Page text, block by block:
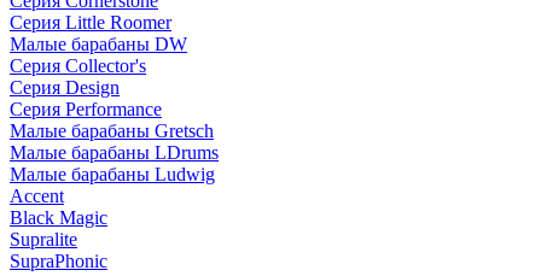
Серия Little Roomer
Малые барабаны DW
Серия Collector's
Серия Design
Серия Performance
Малые барабаны Gretsch
Малые барабаны LDrums
Малые барабаны Ludwig
Accent
Black Magic
Supralite
SupraPhonic